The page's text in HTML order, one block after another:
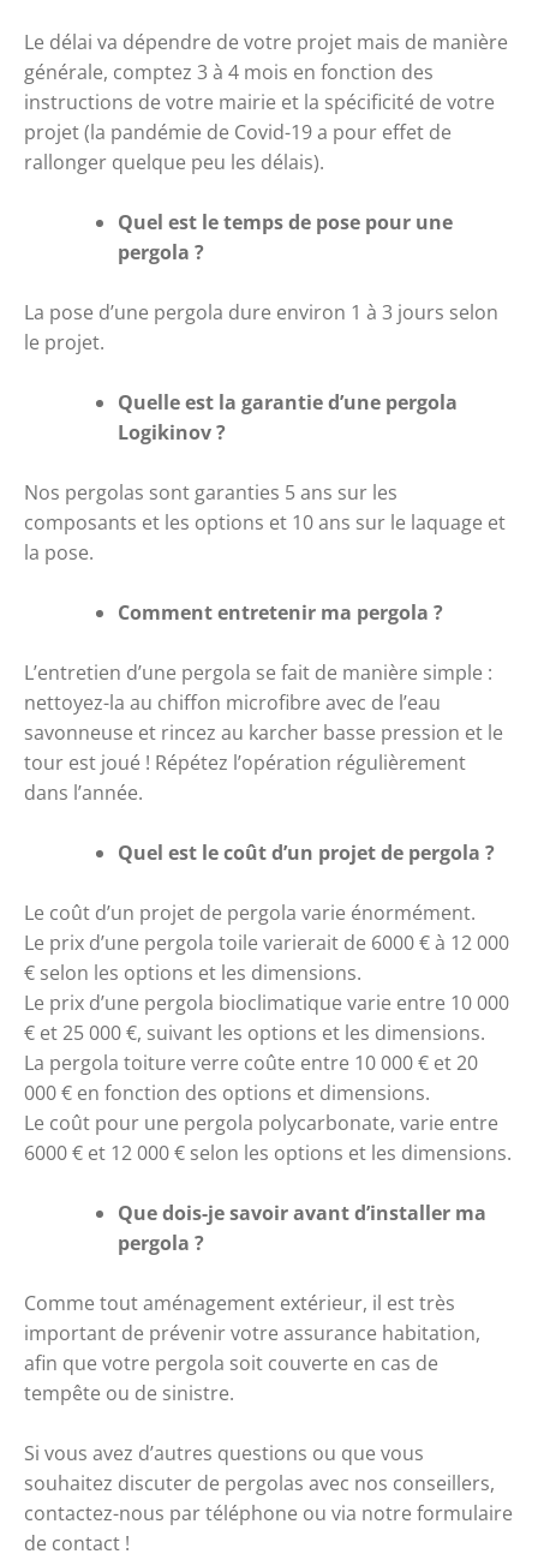
Le délai va dépendre de votre projet mais de manière
générale, comptez 3 à 4 mois en fonction des
instructions de votre mairie et la spécificité de votre
projet (la pandémie de Covid-19 a pour effet de
rallonger quelque peu les délais).
Quel est le temps de pose pour une
pergola ?
La pose d’une pergola dure environ 1 à 3 jours selon
le projet.
Quelle est la garantie d’une pergola
Logikinov ?
Nos pergolas sont garanties 5 ans sur les
composants et les options et 10 ans sur le laquage et
la pose.
Comment entretenir ma pergola ?
L’entretien d’une pergola se fait de manière simple :
nettoyez-la au chiffon microfibre avec de l’eau
savonneuse et rincez au karcher basse pression et le
tour est joué ! Répétez l’opération régulièrement
dans l’année.
Quel est le coût d’un projet de pergola ?
Le coût d’un projet de pergola varie énormément.
Le prix d’une pergola toile varierait de 6000 € à 12 000
€ selon les options et les dimensions.
Le prix d’une pergola bioclimatique varie entre 10 000
€ et 25 000 €, suivant les options et les dimensions.
La pergola toiture verre coûte entre 10 000 € et 20
000 € en fonction des options et dimensions.
Le coût pour une pergola polycarbonate, varie entre
6000 € et 12 000 € selon les options et les dimensions.
Que dois-je savoir avant d’installer ma
pergola ?
Comme tout aménagement extérieur, il est très
important de prévenir votre assurance habitation,
afin que votre pergola soit couverte en cas de
tempête ou de sinistre.
Si vous avez d’autres questions ou que vous
souhaitez discuter de pergolas avec nos conseillers,
contactez-nous par téléphone ou via notre formulaire
de contact !